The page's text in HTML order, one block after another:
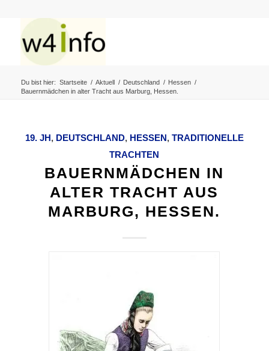
Du bist hier: Startseite / Aktuell / Deutschland / Hessen /
Bauernmädchen in alter Tracht aus Marburg, Hessen.
19. JH, DEUTSCHLAND, HESSEN, TRADITIONELLE
TRACHTEN
BAUERNMÄDCHEN IN
ALTER TRACHT AUS
MARBURG, HESSEN.